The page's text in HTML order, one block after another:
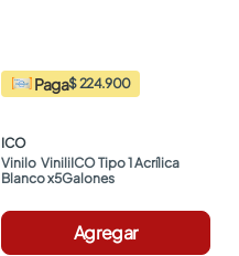
Paga$ 224.900
ICO
Vinilo  ViniliICO Tipo 1 Acrílica
Blanco x5Galones
Agregar